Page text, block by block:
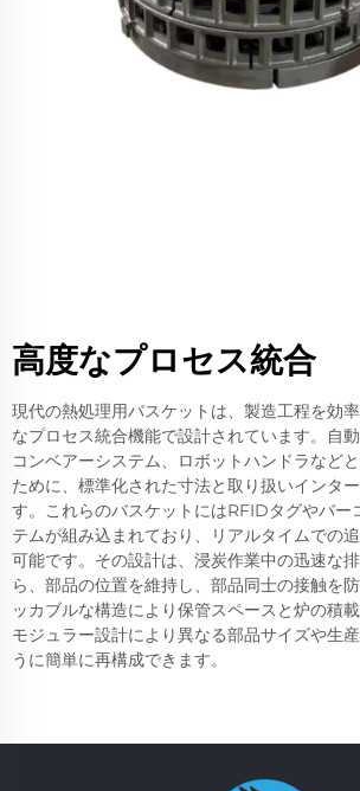
高度なプロセス統合
現代の熱処理用バスケットは、製造工程を効
なプロセス統合機能で設計されています。自動
コンベアーシステム、ロボットハンドラなど
ために、標準化された寸法と取り扱いインタ
す。これらのバスケットにはRFIDタグやバー
テムが組み込まれており、リアルタイムでの
可能です。その設計は、浸炭作業中の迅速な
ら、部品の位置を維持し、部品同士の接触を
ッカブルな構造により保管スペースと炉の積載
モジュラー設計により異なる部品サイズや生
うに簡単に再構成できます。